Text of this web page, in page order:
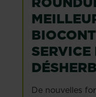
SERVICE
De nouvelles